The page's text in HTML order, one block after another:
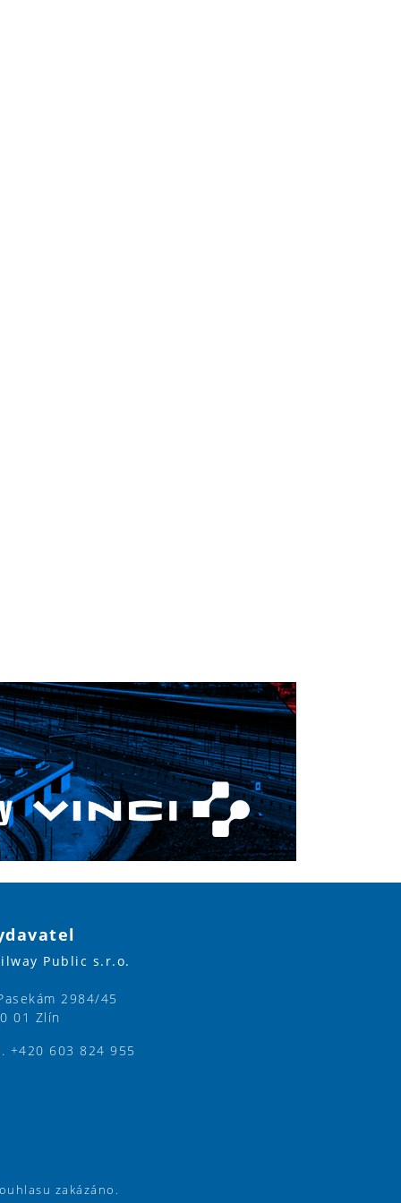
Public s.r.o.
2984/45
01 Zlín
+420 603 824 955
zakázáno.